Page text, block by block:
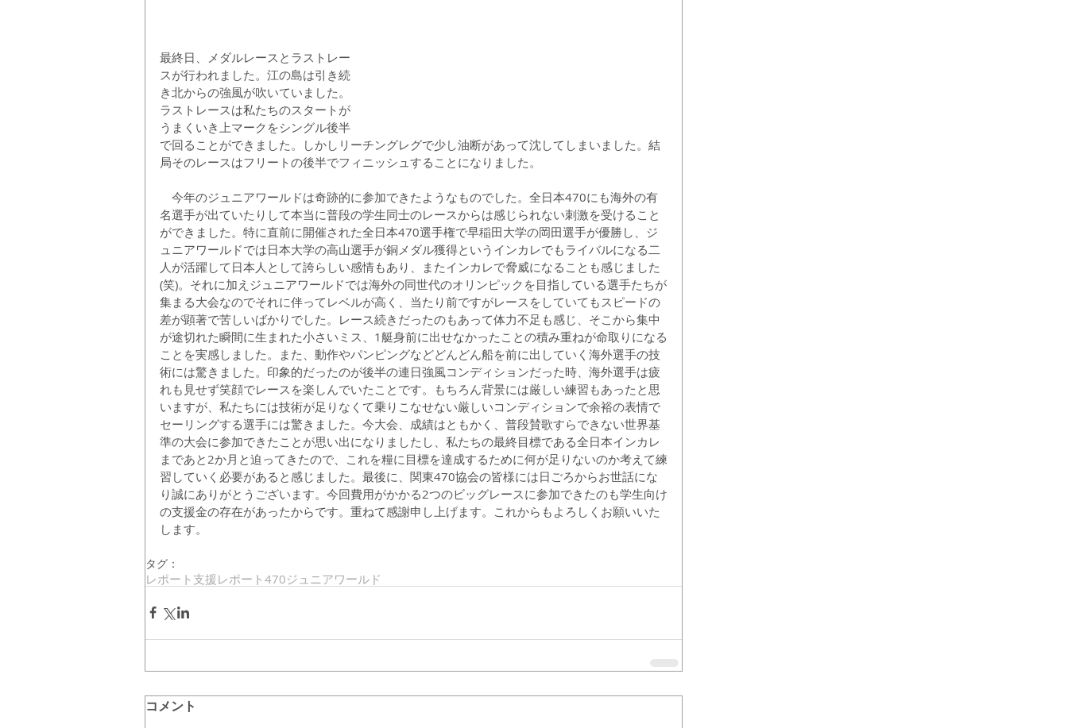
最終日、メダルレースとラストレー
スが行われました。江の島は引き続
き北からの強風が吹いていました。
ラストレースは私たちのスタートが
うまくいき上マークをシングル後半
で回ることができました。しかしリーチングレグで少し油断があって沈してしまいました。結
局そのレースはフリートの後半でフィニッシュすることになりました。
今年のジュニアワールドは奇跡的に参加できたようなものでした。全日本470にも海外の有
名選手が出ていたりして本当に普段の学生同士のレースからは感じられない刺激を受けること
ができました。特に直前に開催された全日本470選手権で早稲田大学の岡田選手が優勝し、ジ
ュニアワールドでは日本大学の高山選手が銅メダル獲得というインカレでもライバルになる二
人が活躍して日本人として誇らしい感情もあり、またインカレで脅威になることも感じました
(笑)。それに加えジュニアワールドでは海外の同世代のオリンピックを目指している選手たちが
集まる大会なのでそれに伴ってレベルが高く、当たり前ですがレースをしていてもスピードの
差が顕著で苦しいばかりでした。レース続きだったのもあって体力不足も感じ、そこから集中
が途切れた瞬間に生まれた小さいミス、1艇身前に出せなかったことの積み重ねが命取りになる
ことを実感しました。また、動作やパンピングなどどんどん船を前に出していく海外選手の技
術には驚きました。印象的だったのが後半の連日強風コンディションだった時、海外選手は疲
れも見せず笑顔でレースを楽しんでいたことです。もちろん背景には厳しい練習もあったと思
いますが、私たちには技術が足りなくて乗りこなせない厳しいコンディションで余裕の表情で
セーリングする選手には驚きました。今大会、成績はともかく、普段賛歌すらできない世界基
準の大会に参加できたことが思い出になりましたし、私たちの最終目標である全日本インカレ
まであと2か月と迫ってきたので、これを糧に目標を達成するために何が足りないのか考えて練
習していく必要があると感じました。最後に、関東470協会の皆様には日ごろからお世話にな
り誠にありがとうございます。今回費用がかかる2つのビッグレースに参加できたのも学生向け
の支援金の存在があったからです。重ねて感謝申し上げます。これからもよろしくお願いいた
します。
タグ：
レポート 支援レポート 470ジュニアワールド
コメント